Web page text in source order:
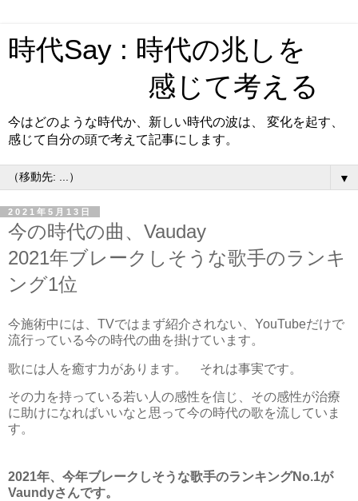
時代Say : 時代の兆しを
感じて考える
今はどのような時代か、新しい時代の波は、 変化を起す、
感じて自分の頭で考えて記事にします。
▼
2021年5月13日
今の時代の曲、Vauday
2021年ブレークしそうな歌手のランキ
ング1位
今施術中には、TVではまず紹介されない、YouTubeだけで
流行っている今の時代の曲を掛けています。
歌には人を癒す力があります。 それは事実です。
その力を持っている若い人の感性を信じ、その感性が治療
に助けになればいいなと思って今の時代の歌を流していま
す。
2021年、今年ブレークしそうな歌手のランキングNo.1が
Vaundyさんです。